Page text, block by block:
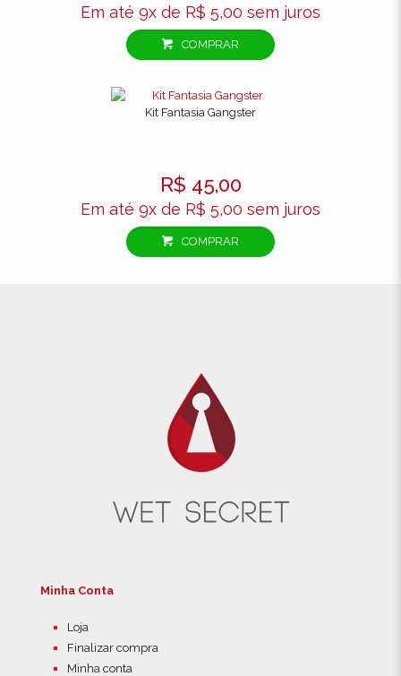
Em até 9x de R$ 5,00 sem juros
COMPRAR
Kit Fantasia Gangster
R$ 45,00
Em até 9x de R$ 5,00 sem juros
COMPRAR
Minha Conta
Loja
Finalizar compra
Minha conta